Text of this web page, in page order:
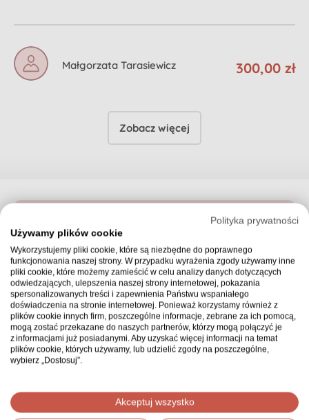
Małgorzata Tarasiewicz 300,00 zł
Zobacz więcej
Czy wiesz, że udostępniając zbiórkę, zwiększasz jej
znacząco szansę na sukces! Pomagaj innym!
Polityka prywatności
Używamy plików cookie
Wykorzystujemy pliki cookie, które są niezbędne do poprawnego
funkcjonowania naszej strony. W przypadku wyrażenia zgody używamy inne
pliki cookie, które możemy zamieścić w celu analizy danych dotyczących
odwiedzających, ulepszenia naszej strony internetowej, pokazania
spersonalizowanych treści i zapewnienia Państwu wspaniałego
doświadczenia na stronie internetowej. Ponieważ korzystamy również z
plików cookie innych firm, poszczególne informacje, zebrane za ich pomocą,
mogą zostać przekazane do naszych partnerów, którzy mogą połączyć je
z informacjami już posiadanymi. Aby uzyskać więcej informacji na temat
plików cookie, których używamy, lub udzielić zgody na poszczególne,
wybierz „Dostosuj”.
Akceptuj wszystko